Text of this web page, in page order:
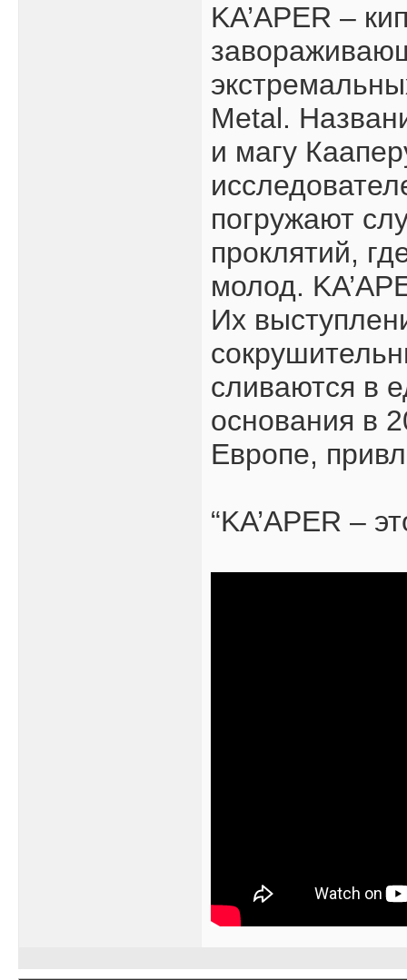
KA’APER –
Metal.
и магу
погружают
проклятий,
молод.
Их
сливаются в
основания в
Европе,
“KA’APER –